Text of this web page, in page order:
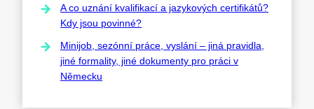
A co uznání kvalifikací a jazykových certifikátů?
Kdy jsou povinné?
Minijob, sezónní práce, vyslání – jiná pravidla,
jiné formality, jiné dokumenty pro práci v
Německu